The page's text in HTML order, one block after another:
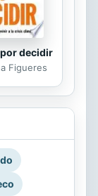
decidir
Figueres